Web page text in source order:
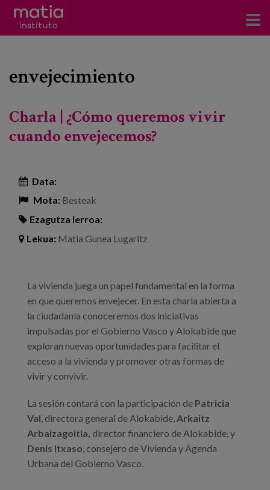
Ikerkuntza
Foroetan parte hartzea
Prestakuntza
Prentsa
Egizu lan gurekin
Salaketa-kanala
envejecimiento
Charla | ¿Cómo queremos vivir
cuando envejecemos?
Data:
Mota: Besteak
Ezagutza lerroa:
Lekua: Matia Gunea Lugaritz
La vivienda juega un papel fundamental en la forma
en que queremos envejecer. En esta charla abierta a
la ciudadanía conoceremos dos iniciativas
impulsadas por el Gobierno Vasco y Alokabide que
exploran nuevas oportunidades para facilitar el
acceso a la vivienda y promover otras formas de
vivir y convivir.
La sesión contará con la participación de Patricia
Val , directora general de Alokabide, Arkaitz
Arbaizagoitia, director financiero de Alokabide, y
Denis Itxaso , consejero de Vivienda y Agenda
Urbana del Gobierno Vasco.